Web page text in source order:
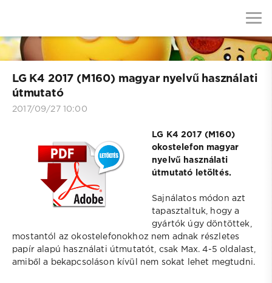
LG K4 2017 (M160) magyar nyelvű használati
útmutató
2017/09/27 10:00
LG K4 2017 (M160)
okostelefon magyar
nyelvű használati
útmutató letöltés.
Sajnálatos módon azt
tapasztaltuk, hogy a
gyártók úgy döntöttek,
mostantól az okostelefonokhoz nem adnak részletes
papír alapú használati útmutatót, csak Max. 4-5 oldalast,
amiből a bekapcsoláson kívül nem sokat lehet megtudni.